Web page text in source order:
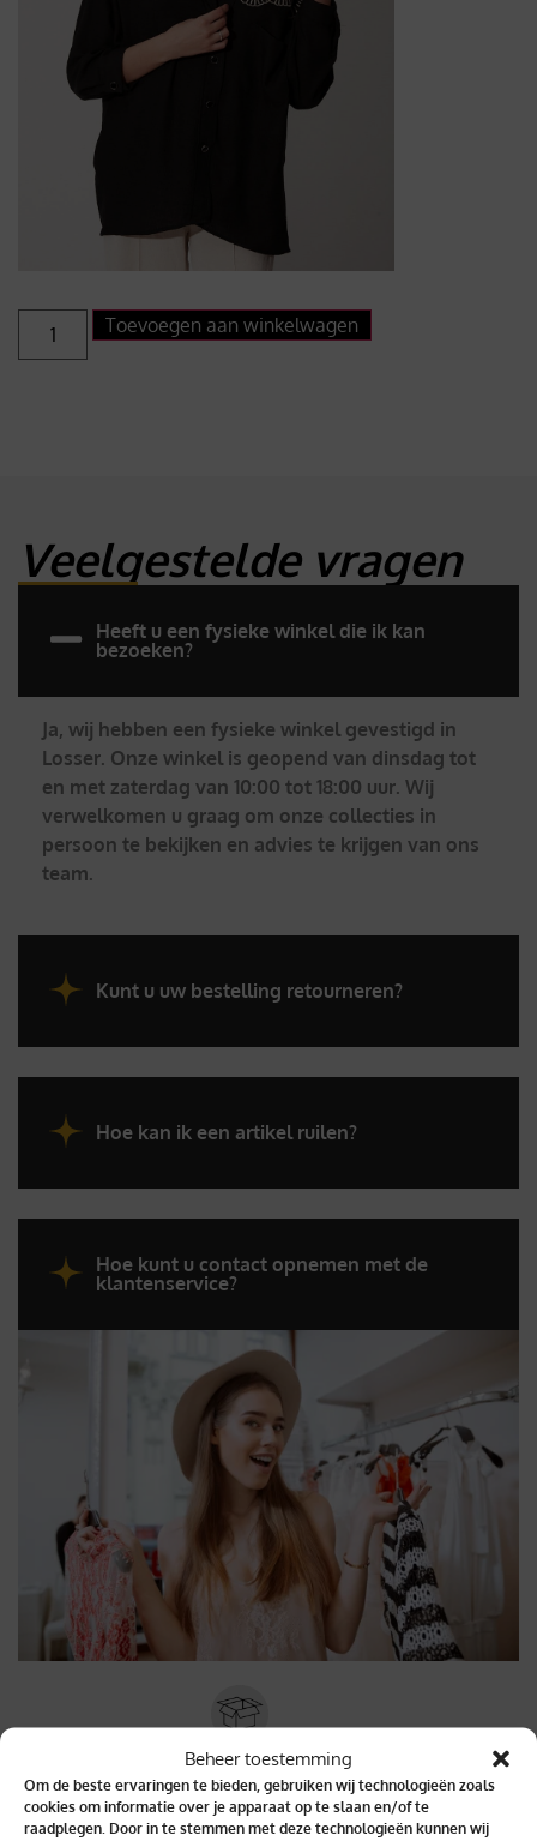
Beheer toestemming
Om de beste ervaringen te bieden, gebruiken wij technologieën zoals
cookies om informatie over je apparaat op te slaan en/of te
raadplegen. Door in te stemmen met deze technologieën kunnen wij
Toevoegen aan winkelwagen
Veelgestelde vragen
Binnen 2 dagen geleverd
Heeft u een fysieke winkel die ik kan
bezoeken?
Ja, wij hebben een fysieke winkel gevestigd in
Losser. Onze winkel is geopend van dinsdag tot
en met zaterdag van 10:00 tot 18:00 uur. Wij
verwelkomen u graag om onze collecties in
persoon te bekijken en advies te krijgen van ons
team.
Kunt u uw bestelling retourneren?
Hoe kan ik een artikel ruilen?
Hoe kunt u contact opnemen met de
klantenservice?